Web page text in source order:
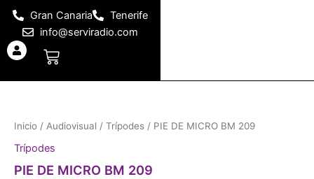
contenido
Gran Canaria
Tenerife
info@serviradio.com
Carrito
Inicio / Audiovisual / Trípodes / PIE DE MICRO BM 209
Trípodes
PIE DE MICRO BM 209
BM
209
cantidad